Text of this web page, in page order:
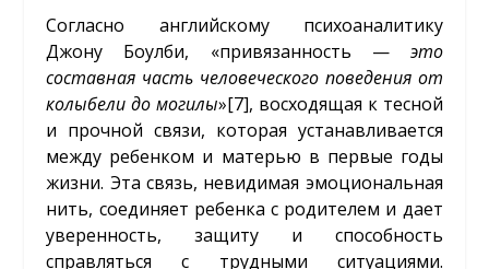
Согласно английскому психоаналитику
Джону Боулби, «привязанность — это
составная часть человеческого поведения от
колыбели до могилы»[7], восходящая к тесной
и прочной связи, которая устанавливается
между ребенком и матерью в первые годы
жизни. Эта связь, невидимая эмоциональная
нить, соединяет ребенка с родителем и дает
уверенность, защиту и способность
справляться с трудными ситуациями.